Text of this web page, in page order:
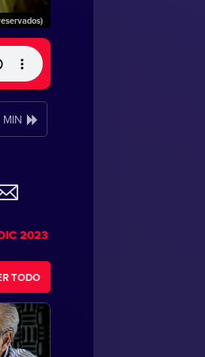
MIN
2023
TODO